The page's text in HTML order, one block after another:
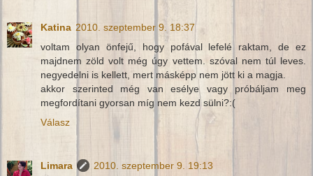
Katina 2010. szeptember 9. 18:37
voltam olyan önfejű, hogy pofával lefelé raktam, de ez
majdnem zöld volt még úgy vettem. szóval nem túl leves.
negyedelni is kellett, mert másképp nem jött ki a magja.
akkor szerinted még van esélye vagy próbáljam meg
megfordítani gyorsan míg nem kezd sülni?:(
Válasz
Limara
2010. szeptember 9. 19:13